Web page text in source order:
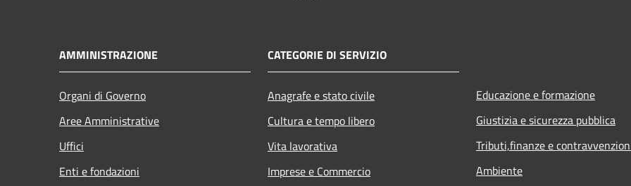
AMMINISTRAZIONE
Organi di Governo
Aree Amministrative
Uffici
Enti e fondazioni
CATEGORIE DI SERVIZIO
Anagrafe e stato civile
Cultura e tempo libero
Vita lavorativa
Imprese e Commercio
Educazione e formazione
Giustizia e sicurezza pubblica
Tributi,finanze e
Ambiente